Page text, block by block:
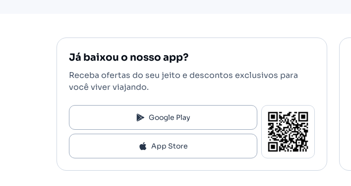
Já baixou o nosso app?
Receba ofertas do seu jeito e descontos exclusivos para
você viver viajando.
Google Play
App Store